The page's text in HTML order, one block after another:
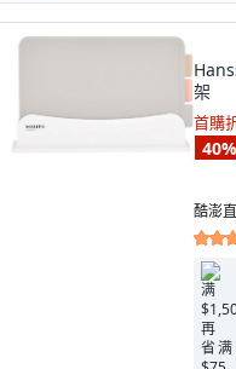
架
首購
40%
酷澎
满